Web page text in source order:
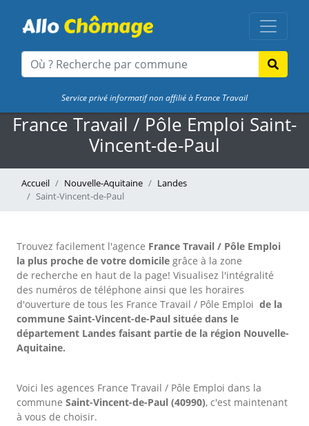
Service privé informatif non affilié à France Travail
France Travail / Pôle Emploi Saint-
Vincent-de-Paul
Accueil Nouvelle-Aquitaine
Landes
Saint-Vincent-de-Paul
Trouvez facilement l'agence France Travail / Pôle Emploi
la plus proche de votre domicile grâce à la zone
de recherche en haut de la page! Visualisez l'intégralité
des numéros de téléphone ainsi que les horaires
d'ouverture de tous les France Travail / Pôle Emploi de la
commune Saint-Vincent-de-Paul située dans le
département Landes faisant partie de la région Nouvelle-
Aquitaine.
Voici les agences France Travail / Pôle Emploi dans la
commune Saint-Vincent-de-Paul (40990), c'est maintenant
à vous de choisir.